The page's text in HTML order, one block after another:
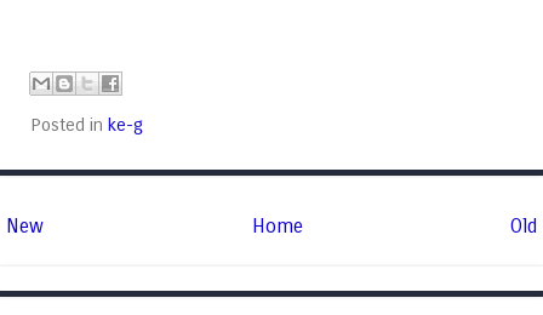
Posted in ke-g
New Old
Home